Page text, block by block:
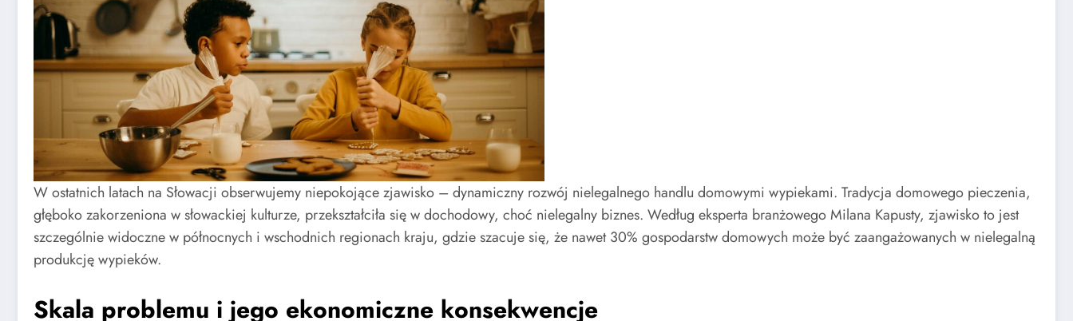
W ostatnich latach na Słowacji obserwujemy niepokojące zjawisko – dynamiczny rozwój nielegalnego handlu domowymi wypiekami. Tradycja domowego pieczenia,
głęboko zakorzeniona w słowackiej kulturze, przekształciła się w dochodowy, choć nielegalny biznes. Według eksperta branżowego Milana Kapusty, zjawisko to jest
szczególnie widoczne w północnych i wschodnich regionach kraju, gdzie szacuje się, że nawet 30% gospodarstw domowych może być zaangażowanych w nielegalną
produkcję wypieków.
Skala problemu i jego ekonomiczne konsekwencje